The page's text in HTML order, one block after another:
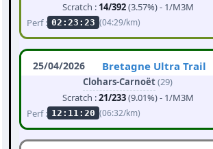
Scratch : 14/392(3.57%) - 1/M3M
Perf : 02:23:23 (04:29/km)
25/04/2026 Bretagne Ultra Trail
Clohars-Carnoët(29)
Scratch :21/233(9.01%) - 1/M3M
Perf : 12:11:20 (06:32/km)